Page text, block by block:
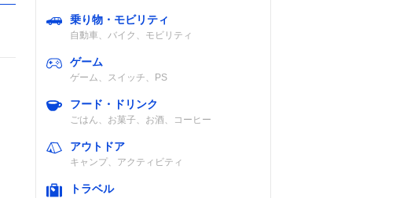
乗り物・モビリティ
自動車、バイク、モビリティ
ゲーム
ゲーム、スイッチ、PS
フード・ドリンク
ごはん、お菓子、お酒、コーヒー
アウトドア
キャンプ、アクティビティ
トラベル